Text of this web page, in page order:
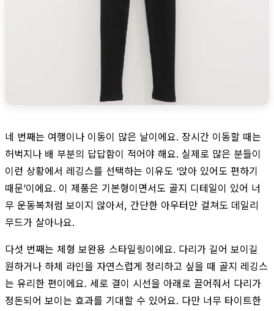
네 번째는 여행이나 이동이 많은 날이에요. 장시간 이동할 때는
허벅지나 배 부분의 답답함이 적어야 해요. 실제로 많은 분들이
이런 상황에서 레깅스를 선택하는 이유도 ‘앉아 있어도 편하기
때문’이에요. 이 제품은 기본형이면서도 골지 디테일이 있어 너
무 운동복처럼 보이지 않아서, 간단한 아우터만 걸쳐도 데일리
무드가 살아나요.
다섯 번째는 체형 보완용 스타일링이에요. 다리가 길어 보이길
원하거나 하체 라인을 자연스럽게 정리하고 싶을 때 골지 레깅스
는 유리한 편이에요. 세로 결이 시선을 아래로 끌어줘서 다리가
정돈되어 보이는 효과를 기대할 수 있어요. 다만 너무 타이트한